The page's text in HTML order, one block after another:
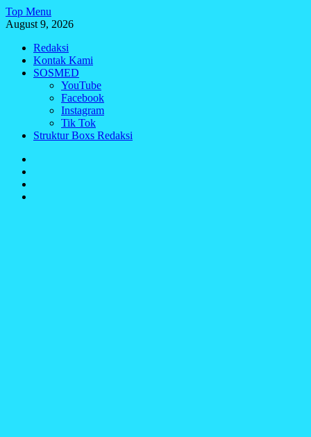
Skip
to
Top Menu
August 9, 2026
Redaksi
Kontak Kami
SOSMED
YouTube
Facebook
Instagram
Tik Tok
Struktur Boxs Redaksi